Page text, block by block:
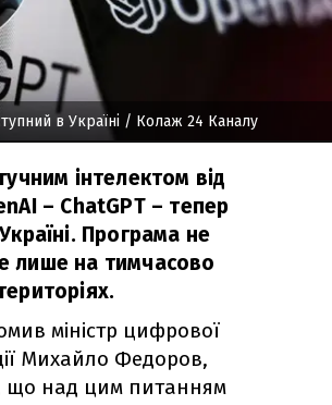
в Україні / Колаж 24 Каналу
інтелектом від
– ChatGPT – тепер
Програма не
лише на тимчасово
міністр цифрової
Михайло Федоров,
над цим питанням